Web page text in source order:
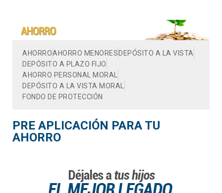
AHORROAHORRO MENORES DEPÓSITO A LA VISTA
DEPÓSITO A PLAZO FIJO
AHORRO PERSONAL MORAL
DEPÓSITO A LA VISTA MORAL
FONDO DE PROTECCIÓN
PRE APLICACIÓN PARA TU
AHORRO